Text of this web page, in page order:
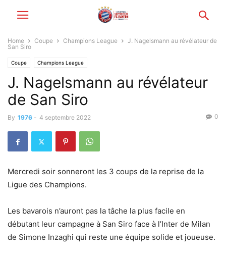
Home Coupe Champions League
J. Nagelsmann au révélateur de
San Siro
Coupe Champions League
J. Nagelsmann au révélateur
de San Siro
By 1976 - 4 septembre 2022 0
Mercredi soir sonneront les 3 coups de la reprise de la
Ligue des Champions.
Les bavarois n’auront pas la tâche la plus facile en
débutant leur campagne à San Siro face à l’Inter de Milan
de Simone Inzaghi qui reste une équipe solide et joueuse.